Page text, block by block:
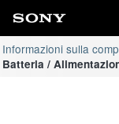
Informazioni sulla
Batteria /